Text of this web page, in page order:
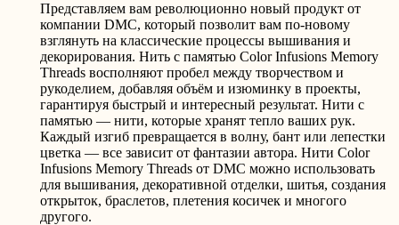
Представляем вам революционно новый продукт от
компании DMC, который позволит вам по-новому
взглянуть на классические процессы вышивания и
декорирования. Нить с памятью Color Infusions Memory
Threads восполняют пробел между творчеством и
рукоделием, добавляя объём и изюминку в проекты,
гарантируя быстрый и интересный результат. Нити с
памятью — нити, которые хранят тепло ваших рук.
Каждый изгиб превращается в волну, бант или лепестки
цветка — все зависит от фантазии автора. Нити Color
Infusions Memory Threads от DMC можно использовать
для вышивания, декоративной отделки, шитья, создания
открыток, браслетов, плетения косичек и многого
другого.